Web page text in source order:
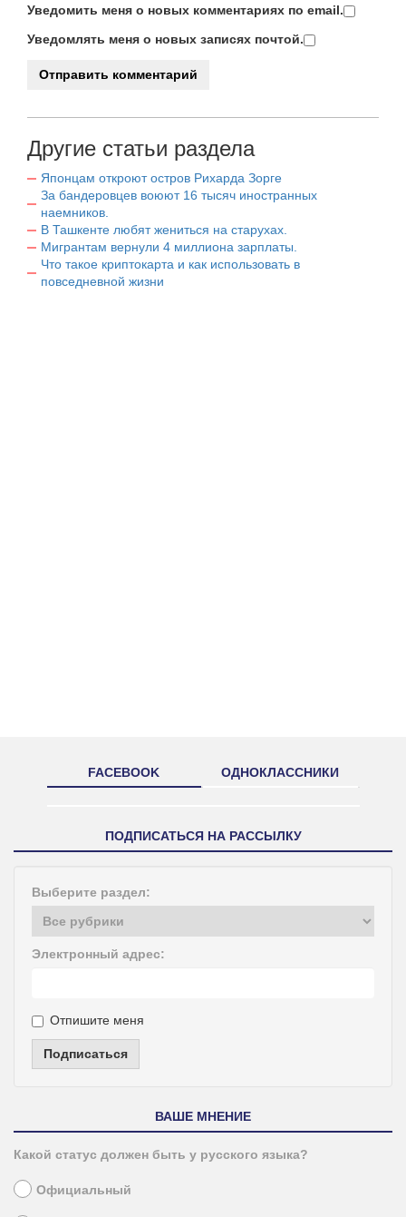
Уведомить меня о новых комментариях по email.
Уведомлять меня о новых записях почтой.
Другие статьи раздела
Японцам откроют остров Рихарда Зорге
За бандеровцев воюют 16 тысяч иностранных
наемников.
В Ташкенте любят жениться на старухах.
Мигрантам вернули 4 миллиона зарплаты.
Что такое криптокарта и как использовать в
повседневной жизни
FACEBOOK ОДНОКЛАССНИКИ
ПОДПИСАТЬСЯ НА РАССЫЛКУ
Выберите раздел:
Электронный адрес:
Отпишите меня
Подписаться
ВАШЕ МНЕНИЕ
Какой статус должен быть у русского языка?
Официальный